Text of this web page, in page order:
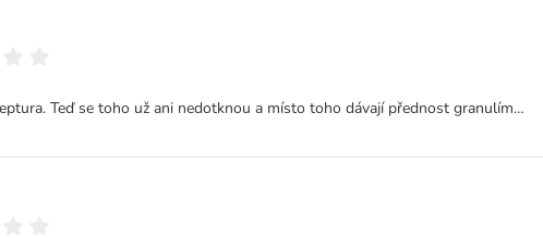
Teď se toho už ani nedotknou a místo toho dávají přednost granulím…